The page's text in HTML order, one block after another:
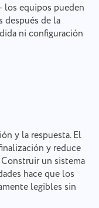
equipos pueden
después de la
ni configuración
y la respuesta. El
y reduce
un sistema
hace que los
legibles sin